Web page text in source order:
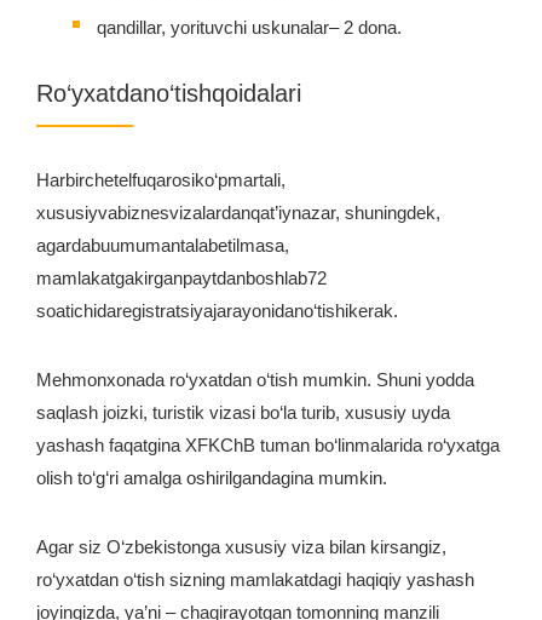
qandillar, yorituvchi uskunalar– 2 dona.
Ro‘yxatdano‘tishqoidalari
Harbirchetelfuqarosiko‘pmartali,
xususiyvabiznesvizalardanqat’iynazar, shuningdek,
agardabuumumantalabetilmasa,
mamlakatgakirganpaytdanboshlab72
soatichidaregistratsiyajarayonidano‘tishikerak.
Mehmonxonada ro‘yxatdan o‘tish mumkin. Shuni yodda
saqlash joizki, turistik vizasi bo‘la turib, xususiy uyda
yashash faqatgina XFKChB tuman bo‘linmalarida ro‘yxatga
olish to‘g‘ri amalga oshirilgandagina mumkin.
Agar siz O‘zbekistonga xususiy viza bilan kirsangiz,
ro‘yxatdan o‘tish sizning mamlakatdagi haqiqiy yashash
joyingizda, ya’ni – chaqirayotgan tomonning manzili